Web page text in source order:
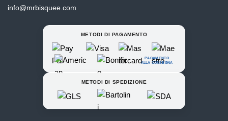
info@mrbisquee.com
METODI DI PAGAMENTO
PAGAMENTO
ALLA CONSEGNA
METODI DI SPEDIZIONE